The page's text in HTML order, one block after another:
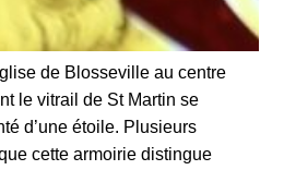
de Blosseville au centre
le vitrail de St Martin se
d’une étoile. Plusieurs
cette armoirie distingue